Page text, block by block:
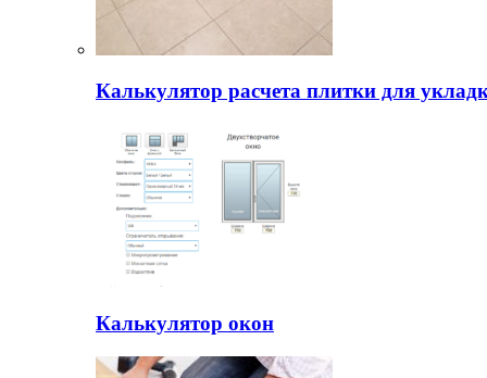
Калькулятор расчета плитки для
Калькулятор окон